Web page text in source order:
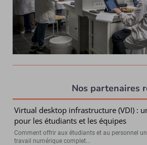
Nos partenaires
Virtual desktop infrastructure (VDI) :
pour les étudiants et les équipes
Comment offrir aux étudiants et au personnel
travail numérique complet...